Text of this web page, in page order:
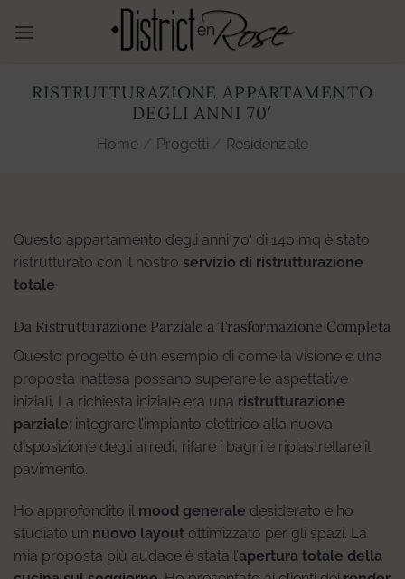
RISTRUTTURAZIONE APPARTAMENTO
DEGLI ANNI 70′
Home Progetti Residenziale
Questo appartamento degli anni 70′ di 140 mq è stato
ristrutturato con il nostro servizio di ristrutturazione
totale
Da Ristrutturazione Parziale a Trasformazione Completa
Questo progetto è un esempio di come la visione e una
proposta inattesa possano superare le aspettative
iniziali. La richiesta iniziale era una ristrutturazione
parziale: integrare l’impianto elettrico alla nuova
disposizione degli arredi, rifare i bagni e ripiastrellare il
pavimento.
Ho approfondito il mood generale desiderato e ho
studiato un nuovo layout ottimizzato per gli spazi. La
mia proposta più audace è stata l’apertura totale della